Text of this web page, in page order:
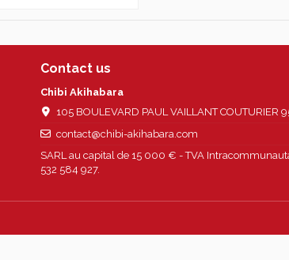
Contact us
Chibi Akihabara
105 BOULEVARD PAUL VAILLANT COUTURIER
contact@chibi-akihabara.com
SARL au capital de 15 000 € - TVA
532 584 927.